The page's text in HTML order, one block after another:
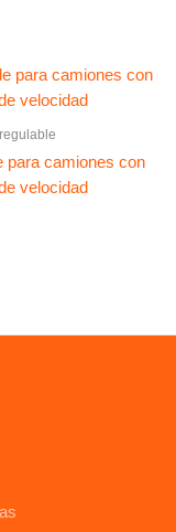
para camiones con
velocidad